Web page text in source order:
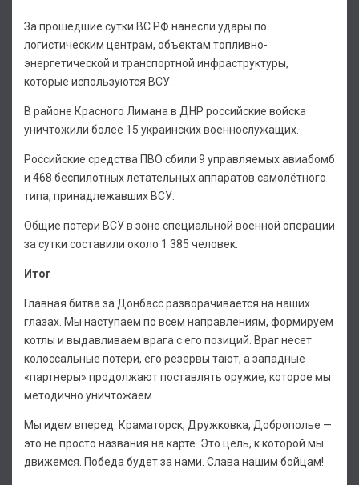
За прошедшие сутки ВС РФ нанесли удары по
логистическим центрам, объектам топливно-
энергетической и транспортной инфраструктуры,
которые используются ВСУ.
В районе Красного Лимана в ДНР российские войска
уничтожили более 15 украинских военнослужащих.
Российские средства ПВО сбили 9 управляемых авиабомб
и 468 беспилотных летательных аппаратов самолётного
типа, принадлежавших ВСУ.
Общие потери ВСУ в зоне специальной военной операции
за сутки составили около 1 385 человек.
Итог
Главная битва за Донбасс разворачивается на наших
глазах. Мы наступаем по всем направлениям, формируем
котлы и выдавливаем врага с его позиций. Враг несет
колоссальные потери, его резервы тают, а западные
«партнеры» продолжают поставлять оружие, которое мы
методично уничтожаем.
Мы идем вперед. Краматорск, Дружковка, Доброполье —
это не просто названия на карте. Это цель, к которой мы
движемся. Победа будет за нами. Слава нашим бойцам!